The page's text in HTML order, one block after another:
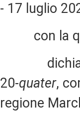
- 17 luglio
con la
dichiara
20-quater,
regione